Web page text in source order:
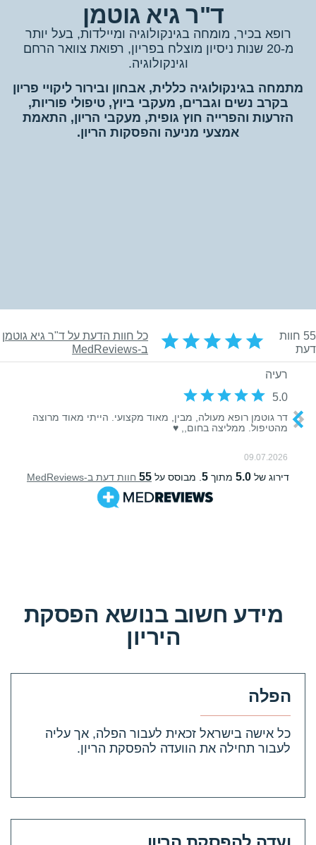
ד"ר גיא גוטמן
רופא בכיר, מומחה בגינקולוגיה ומיילדות, בעל יותר
מ-20 שנות ניסיון מוצלח בפריון, רפואת צוואר הרחם
וגינקולוגיה.
מתמחה בגינקולוגיה כללית, אבחון ובירור ליקויי פריון
בקרב נשים וגברים, מעקבי ביוץ, טיפולי פוריות,
הזרעות והפרייה חוץ גופית, מעקבי הריון, התאמת
אמצעי מניעה והפסקות הריון.
מידע חשוב בנושא הפסקת
היריון
הפלה
כל אישה בישראל זכאית לעבור הפלה, אך עליה
לעבור תחילה את הוועדה להפסקת הריון.